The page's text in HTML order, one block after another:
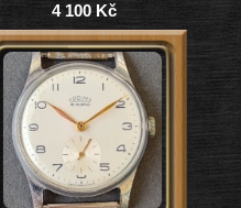
4 100 Kč